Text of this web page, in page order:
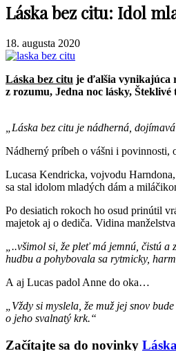
Láska bez citu: Idol
18. augusta 2020
Láska bez citu je ďalšia vynikajúca
z rozumu, Jedna noc lásky,
„Láska bez citu je nádherná,
Nádherný príbeh o vášni i povinnosti,
Lucasa Kendricka, vojvodu
sa stal idolom mladých dám a
Po desiatich rokoch ho osud prinútil
majetok aj o dediča. Vidina
„..všimol si, že pleť má jemnú, čistú
hudbu a pohybovala sa rytmicky,
A aj Lucas padol Anne do oka…
„Vždy si myslela, že muž jej snov
o jeho svalnatý krk.“
Začítajte sa do novinky